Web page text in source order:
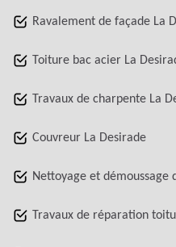
Ravalement de façade La
Toiture bac acier La
Travaux de charpente La
Couvreur La Desirade
Nettoyage et démoussage
Travaux de réparation